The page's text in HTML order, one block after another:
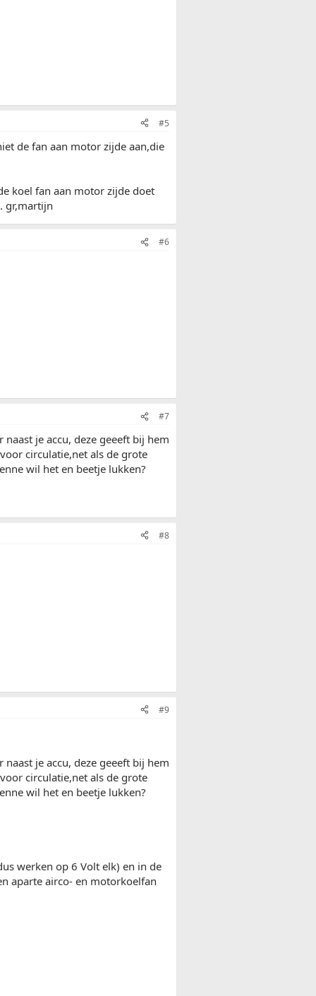
#5
de fan aan motor zijde aan,die
koel fan aan motor zijde doet
gr,martijn
#6
#7
je accu, deze geeeft bij hem
circulatie,net als de grote
wil het en beetje lukken?
#8
#9
je accu, deze geeeft bij hem
circulatie,net als de grote
wil het en beetje lukken?
werken op 6 Volt elk) en in de
aparte airco- en motorkoelfan